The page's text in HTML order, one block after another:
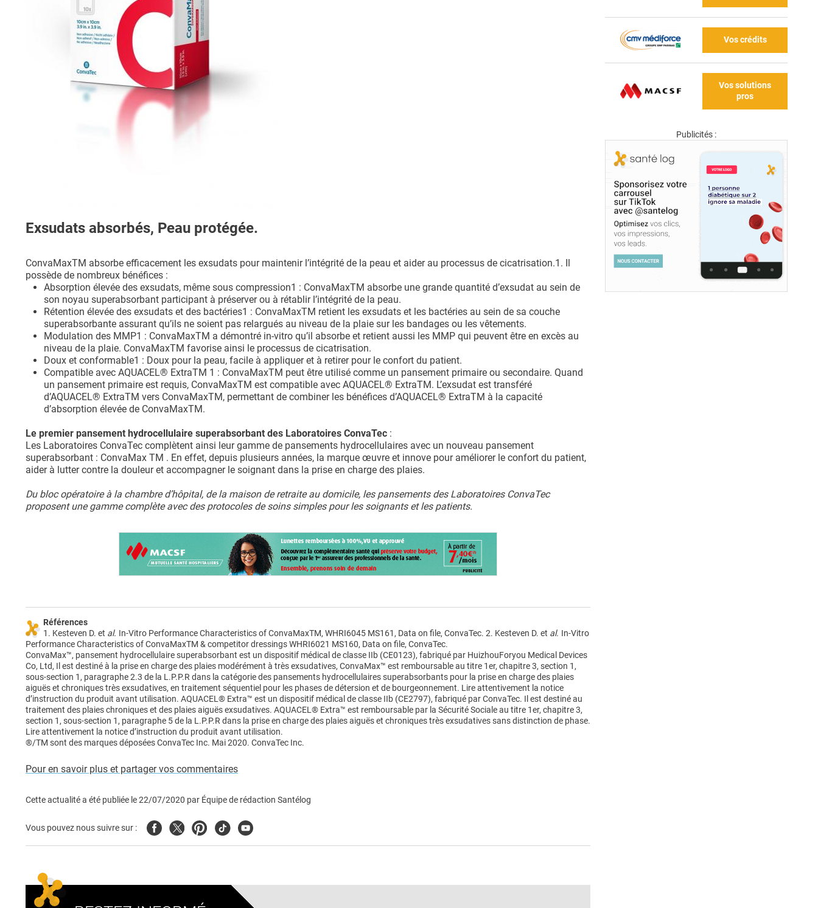
Exsudats absorbés, Peau protégée.
ConvaMaxTM absorbe efficacement les exsudats pour maintenir l’intégrité de la peau et aider au processus de cicatrisation.1. Il
possède de nombreux bénéfices :
Absorption élevée des exsudats, même sous compression1 : ConvaMaxTM absorbe une grande quantité d’exsudat au sein de
son noyau superabsorbant participant à préserver ou à rétablir l’intégrité de la peau.
Rétention élevée des exsudats et des bactéries1 : ConvaMaxTM retient les exsudats et les bactéries au sein de sa couche
superabsorbante assurant qu’ils ne soient pas relargués au niveau de la plaie sur les bandages ou les vêtements.
Modulation des MMP1 : ConvaMaxTM a démontré in-vitro qu’il absorbe et retient aussi les MMP qui peuvent être en excès au
niveau de la plaie. ConvaMaxTM favorise ainsi le processus de cicatrisation.
Doux et conformable1 : Doux pour la peau, facile à appliquer et à retirer pour le confort du patient.
Compatible avec AQUACEL® ExtraTM 1 : ConvaMaxTM peut être utilisé comme un pansement primaire ou secondaire. Quand
un pansement primaire est requis, ConvaMaxTM est compatible avec AQUACEL® ExtraTM. L’exsudat est transféré
d’AQUACEL® ExtraTM vers ConvaMaxTM, permettant de combiner les bénéfices d’AQUACEL® ExtraTM à la capacité
d’absorption élevée de ConvaMaxTM.
Le premier pansement hydrocellulaire superabsorbant des Laboratoires ConvaTec :
Les Laboratoires ConvaTec complètent ainsi leur gamme de pansements hydrocellulaires avec un nouveau pansement
superabsorbant : ConvaMax TM . En effet, depuis plusieurs années, la marque œuvre et innove pour améliorer le confort du patient,
aider à lutter contre la douleur et accompagner le soignant dans la prise en charge des plaies.
Du bloc opératoire à la chambre d’hôpital, de la maison de retraite au domicile, les pansements des Laboratoires ConvaTec
proposent une gamme complète avec des protocoles de soins simples pour les soignants et les patients.
Références
1. Kesteven D. et al. In-Vitro Performance Characteristics of ConvaMaxTM, WHRI6045 MS161, Data on file, ConvaTec. 2. Kesteven D. et al. In-Vitro
Performance Characteristics of ConvaMaxTM & competitor dressings WHRI6021 MS160, Data on file, ConvaTec.
ConvaMax™, pansement hydrocellulaire superabsorbant est un dispositif médical de classe IIb (CE0123), fabriqué par HuizhouForyou Medical Devices
Co, Ltd, Il est destiné à la prise en charge des plaies modérément à très exsudatives, ConvaMax™ est remboursable au titre 1er, chapitre 3, section 1,
sous-section 1, paragraphe 2.3 de la L.P.P.R dans la catégorie des pansements hydrocellulaires superabsorbants pour la prise en charge des plaies
aiguës et chroniques très exsudatives, en traitement séquentiel pour les phases de détersion et de bourgeonnement. Lire attentivement la notice
d’instruction du produit avant utilisation. AQUACEL® Extra™ est un dispositif médical de classe IIb (CE2797), fabriqué par ConvaTec. Il est destiné au
traitement des plaies chroniques et des plaies aiguës exsudatives. AQUACEL® Extra™ est remboursable par la Sécurité Sociale au titre 1er, chapitre 3,
section 1, sous-section 1, paragraphe 5 de la L.P.P.R dans la prise en charge des plaies aiguës et chroniques très exsudatives sans distinction de phase.
Lire attentivement la notice d’instruction du produit avant utilisation.
®/TM sont des marques déposées ConvaTec Inc. Mai 2020. ConvaTec Inc.
Pour en savoir plus et partager vos commentaires
Cette actualité a été publiée le22/07/2020 par Équipe de rédaction Santélog
Vous pouvez nous suivre sur : FacebookTwitterPinterest
TiktokYoutube
Vos crédits
Vos solutions
pros
Publicités :